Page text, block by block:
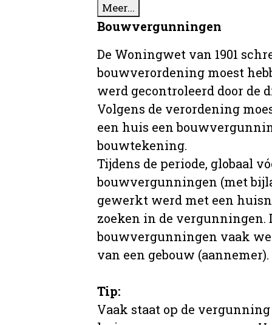
Meer...
Bouwvergunningen
De Woningwet van 1901
bouwverordening moest
werd gecontroleerd door de
Volgens de verordening
een huis een
bouwtekening.
Tijdens de periode, globaal
bouwvergunningen (met
gewerkt werd met een
zoeken in de vergunningen.
bouwvergunningen vaak
van een gebouw (aannemer).
Tip:
Vaak staat op de